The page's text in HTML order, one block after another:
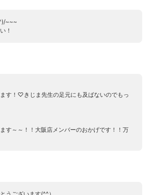
~~~
！
す！♡きじま先生の足元にも及ばないのでもっ
す～～！！大阪店メンバーのおかげです！！万